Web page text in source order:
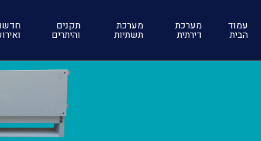
עמוד
הבית
מערכת
דירתית
מערכת
תשתיות
תקנים
והיתרים